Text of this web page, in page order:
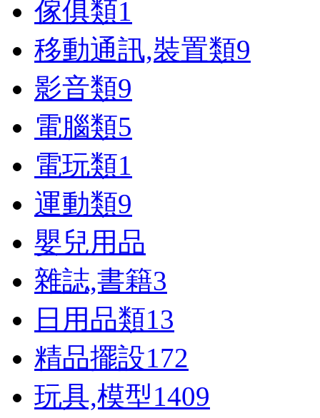
傢俱類1
移動通訊,裝置類9
影音類9
電腦類5
電玩類1
運動類9
嬰兒用品
雜誌,書籍3
日用品類13
精品擺設172
玩具,模型1409